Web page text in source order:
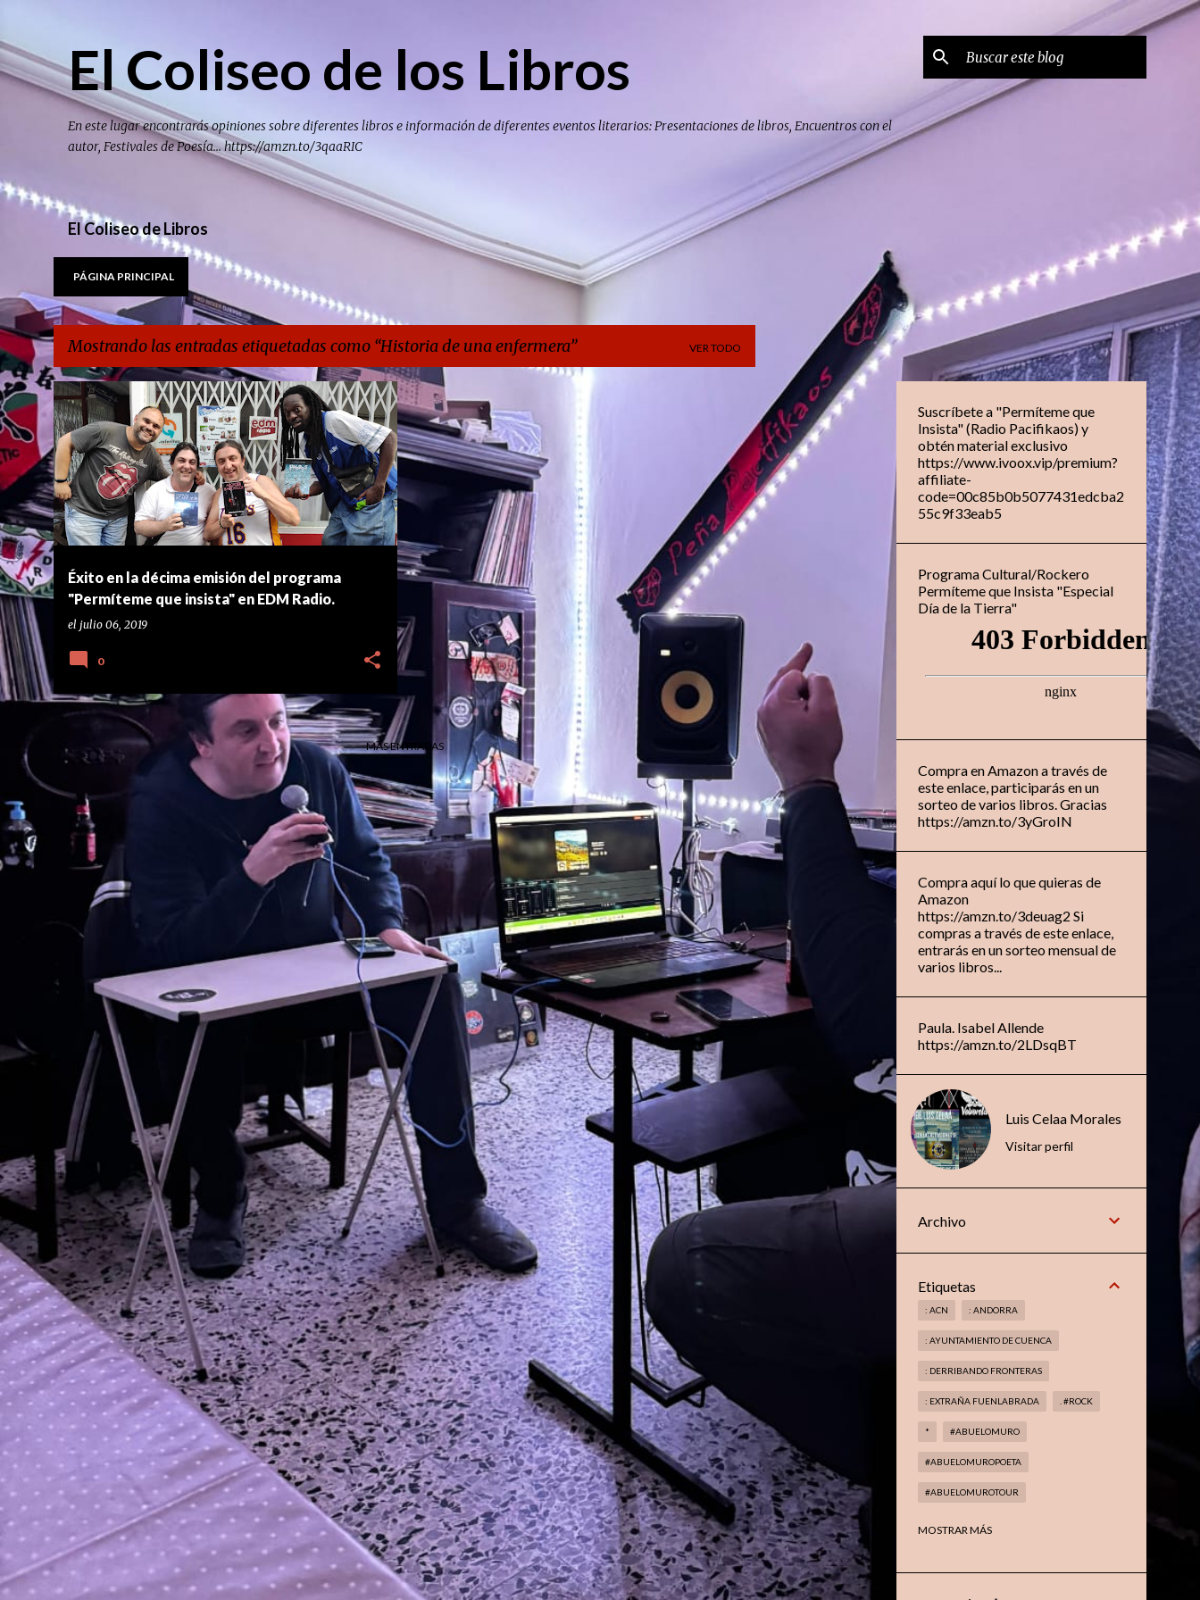
El Coliseo de los Libros
En este lugar encontrarás opiniones sobre diferentes libros e información de diferentes eventos literarios: Presentaciones de libros, Encuentros con el
autor, Festivales de Poesía... https://amzn.to/3qaaRIC
El Coliseo de Libros
PÁGINA PRINCIPAL
Mostrando las entradas etiquetadas como Historia de una enfermera VER TODO
E
n
t
r
a
d
Éxito en la décima emisión del programa
"Permíteme que insista" en EDM Radio.
el julio 06, 2019
ACORDES BASTARDOS DANIEL HERMOSELL +5
0
MÁS ENTRADAS
Suscríbete a "Permíteme que
Insista" (Radio Pacifikaos) y
obtén material exclusivo
https://www.ivoox.vip/premium?
affiliate-
code=00c85b0b5077431edcba2
55c9f33eab5
Programa Cultural/Rockero
Permíteme que Insista "Especial
Día de la Tierra"
Compra en Amazon a través de
este enlace, participarás en un
sorteo de varios libros. Gracias
https://amzn.to/3yGroIN
Compra aquí lo que quieras de
Amazon
https://amzn.to/3deuag2 Si
compras a través de este enlace,
entrarás en un sorteo mensual de
varios libros...
Paula. Isabel Allende
https://amzn.to/2LDsqBT
Luis Celaa Morales
Visitar perfil
Archivo
Etiquetas
: ACN : ANDORRA
: AYUNTAMIENTO DE CUENCA
: DERRIBANDO FRONTERAS
: EXTRAÑA FUENLABRADA . #ROCK
* #ABUELOMURO
#ABUELOMUROPOETA
#ABUELOMUROTOUR
#ABUELOMUROTROVADOR
MOSTRAR MÁS